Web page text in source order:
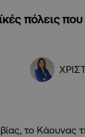
πόλεις
το Κάουνας